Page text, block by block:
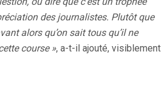
des journalistes. Plutôt que
alors qu’on sait tous qu’il ne
course », a-t-il ajouté, visiblement